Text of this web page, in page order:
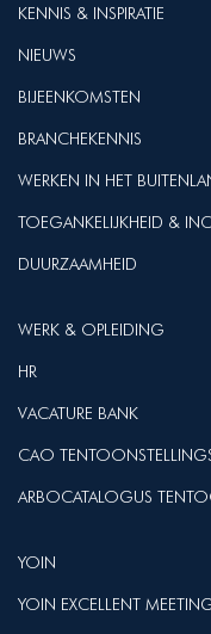
KENNIS & INSPIRATIE
NIEUWS
BIJEENKOMSTEN
BRANCHEKENNIS
WERKEN IN HET
TOEGANKELIJKHEID &
DUURZAAMHEID
WERK & OPLEIDING
HR
VACATURE BANK
CAO
ARBOCATALOGUS
YOIN
YOIN EXCELLENT